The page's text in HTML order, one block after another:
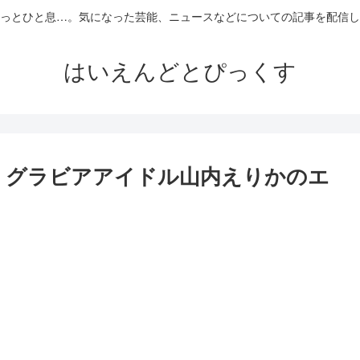
とひと息…。気になった芸能、ニュースなどについての記事を配信
はいえんどとぴっくす
ラビアアイドル山内えりかのエ